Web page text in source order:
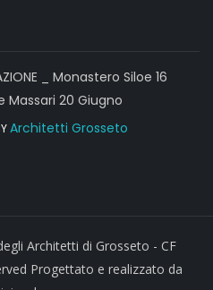
_ Monastero Siloe 16
Massari 20 Giugno
Architetti Grosseto
Architetti di Grosseto - CF
Progettato e realizzato da